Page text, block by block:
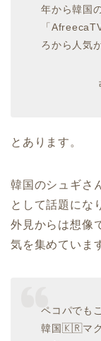
年から韓国
「
ろから人気
とあります。
韓国のシュギさ
として話題にな
外見からは想像
気を集めていま
ペコパでも
韓国🇰🇷マク